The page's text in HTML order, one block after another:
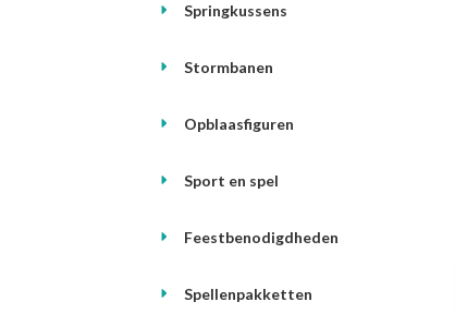
Springkussens
Stormbanen
Opblaasfiguren
Sport en spel
Feestbenodigdheden
Spellenpakketten